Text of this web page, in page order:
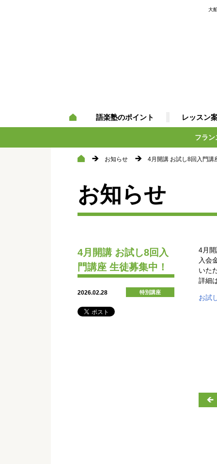
大
語楽塾のポイント レッスン
フラン
お知らせ 4月開講 お試し8回入門講
お知らせ
4月開講 お試し8回入
門講座 生徒募集中！
2026.02.28 特別講座
4月
入会
いた
詳細
お試